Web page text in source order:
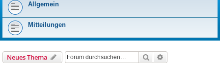
Allgemein
Mitteilungen
Neues Thema Suche